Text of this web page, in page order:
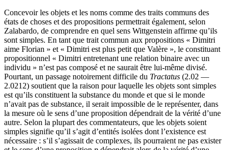
Concevoir les objets et les noms comme des traits communs des
états de choses et des propositions permettrait également, selon
Zalabardo, de comprendre en quel sens Wittgenstein affirme qu’ils
sont simples. En tant que trait commun aux propositions « Dimitri
aime Florian » et « Dimitri est plus petit que Valère », le constituant
propositionnel « Dimitri entretenant une relation binaire avec un
individu » n’est pas composé et ne saurait être lui-même divisé.
Pourtant, un passage notoirement difficile du Tractatus (2.02 —
2.0212) soutient que la raison pour laquelle les objets sont simples
est qu’ils constituent la substance du monde et que si le monde
n’avait pas de substance, il serait impossible de le représenter, dans
la mesure où le sens d’une proposition dépendrait de la vérité d’une
autre. Selon la plupart des commentateurs, que les objets soient
simples signifie qu’il s’agit d’entités isolées dont l’existence est
nécessaire : s’il s’agissait de complexes, ils pourraient ne pas exister